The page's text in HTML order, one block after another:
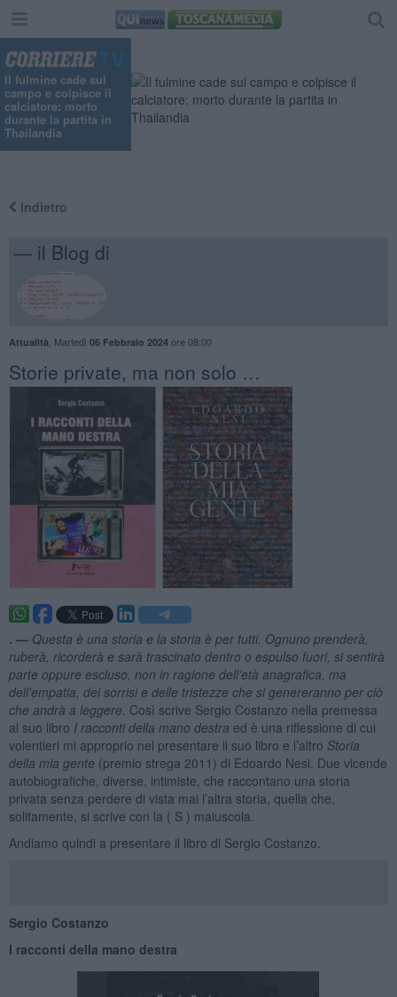
Il fulmine cade sul
campo e colpisce il
calciatore: morto
durante la partita in
Thailandia
Indietro
— il Blog di
Attualità Martedì 06 Febbraio 2024ore 08:00
​Storie private, ma non solo …
. — Questa è una storia e la storia è per tutti. Ognuno prenderà,
ruberà, ricorderà e sarà trascinato dentro o espulso fuori, si sentirà
parte oppure escluso, non in ragione dell’età anagrafica, ma
dell’empatia, dei sorrisi e delle tristezze che si genereranno per ciò
che andrà a leggere. Così scrive Sergio Costanzo nella premessa
al suo libro I racconti della mano destra ed è una riflessione di cui
volentieri mi approprio nel presentare il suo libro e l’altro Storia
della mia gente (premio strega 2011) di Edoardo Nesi. Due vicende
autobiografiche, diverse, intimiste, che raccontano una storia
privata senza perdere di vista mai l’altra storia, quella che,
solitamente, si scrive con la ( S ) maiuscola.
Andiamo quindi a presentare il libro di Sergio Costanzo.
Sergio Costanzo
I racconti della mano destra